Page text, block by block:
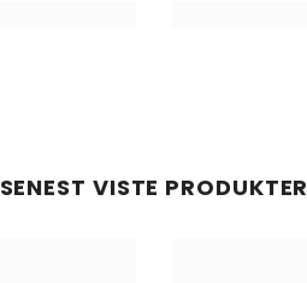
SENEST VISTE PRODUKTER